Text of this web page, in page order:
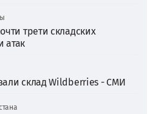
трети складских
атак
склад Wildberries - СМИ